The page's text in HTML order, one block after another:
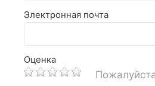
Электронная почта
Оценка